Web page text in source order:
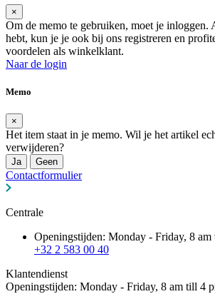
×
Om de memo te gebruiken, moet je inloggen.
hebt, kun je je ook bij ons registreren en
voordelen als winkelklant.
Naar de login
Memo
×
Het item staat in je memo. Wil je het artikel
verwijderen?
Ja Geen
Contactformulier
Centrale
Openingstijden: Monday - Friday, 8
+32 2 583 00 40
Klantendienst
Openingstijden: Monday - Friday, 8 am till 4